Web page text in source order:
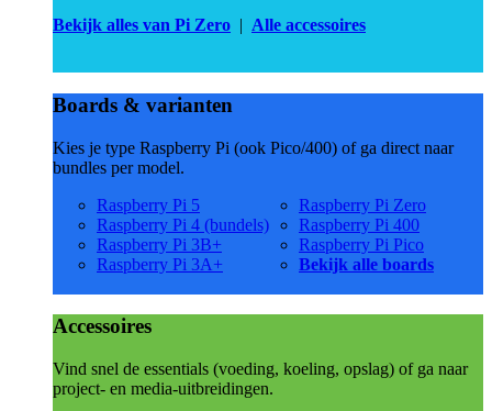
Bekijk alles van Pi Zero | Alle accessoires
Boards & varianten
Kies je type Raspberry Pi (ook Pico/400) of ga direct naar
bundles per model.
Raspberry Pi 5
Raspberry Pi 4 (bundels)
Raspberry Pi 3B+
Raspberry Pi 3A+
Raspberry Pi Zero
Raspberry Pi 400
Raspberry Pi Pico
Bekijk alle boards
Accessoires
Vind snel de essentials (voeding, koeling, opslag) of ga naar
project- en media-uitbreidingen.